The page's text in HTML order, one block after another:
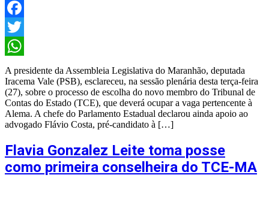
Facebook
Twitter
WhatsApp
A presidente da Assembleia Legislativa do Maranhão, deputada
Iracema Vale (PSB), esclareceu, na sessão plenária desta terça-feira
(27), sobre o processo de escolha do novo membro do Tribunal de
Contas do Estado (TCE), que deverá ocupar a vaga pertencente à
Alema. A chefe do Parlamento Estadual declarou ainda apoio ao
advogado Flávio Costa, pré-candidato à […]
Flavia Gonzalez Leite toma posse
como primeira conselheira do TCE-MA